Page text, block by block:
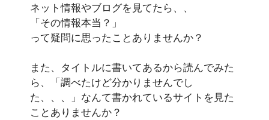
ネット情報やブログを見てたら、、
「その情報本当？」
って疑問に思ったことありませんか？
また、タイトルに書いてあるから読んでみた
ら、「調べたけど分かりませんでし
た、、、」なんて書かれているサイトを見た
ことありませんか？